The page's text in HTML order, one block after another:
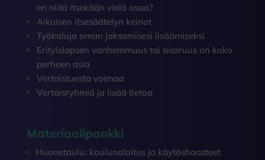
en niitä itsekään vielä osaa?
Aikuisen itsesäätelyn keinot
Työkaluja oman jaksamisesi lisäämiseksi
Erityislapsen vanhemmuus tai sisaruus on koko
perheen asia
Vertaistuesta voimaa
Vertaisryhmiä ja lisää tietoa
Materiaalipankki
Huonetaulu: koulunaloitus ja käytöshaasteet